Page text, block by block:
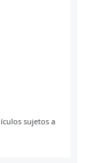
sujetos a